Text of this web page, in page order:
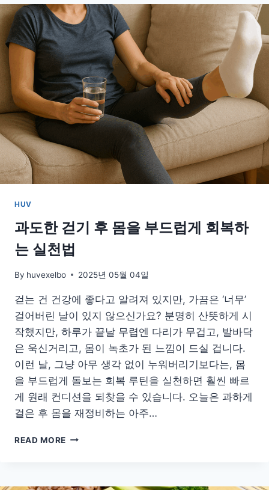
도
맛
있
게!
일
상
에
서
나
트
줄
이
는
똑
팁
HUV
과도한 걷기 후 몸을 부드럽게 회복하
는 실천법
By huvexelbo 2025년 05월 04일
걷는 건 건강에 좋다고 알려져 있지만, 가끔은 ‘너무’
걸어버린 날이 있지 않으신가요? 분명히 산뜻하게 시
작했지만, 하루가 끝날 무렵엔 다리가 무겁고, 발바닥
은 욱신거리고, 몸이 녹초가 된 느낌이 드실 겁니다.
이런 날, 그냥 아무 생각 없이 누워버리기보다는, 몸
을 부드럽게 돌보는 회복 루틴을 실천하면 훨씬 빠르
게 원래 컨디션을 되찾을 수 있습니다. 오늘은 과하게
걸은 후 몸을 재정비하는 아주…
READ MORE 과
기